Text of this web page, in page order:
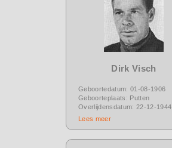
Dirk Visch
Geboortedatum: 01-08-1906
Geboorteplaats: Putten
Overlijdensdatum: 22-12-1944
Lees meer